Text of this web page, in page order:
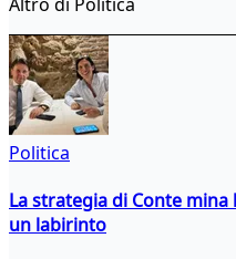
Politica
La strategia di Conte
un labirinto